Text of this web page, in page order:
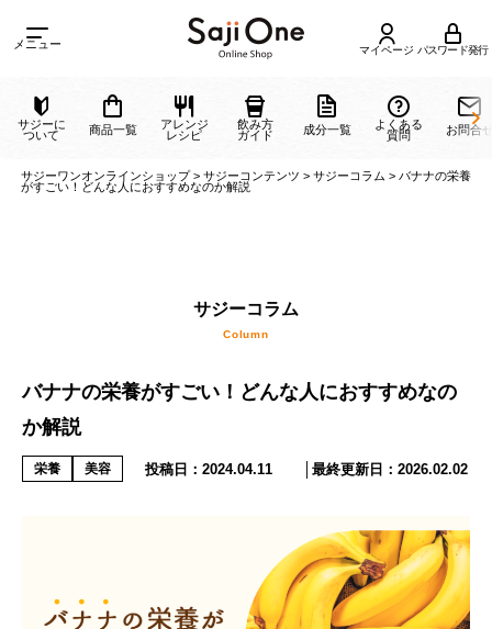
メニュー マイページ パスワード発行
サジーに アレンジ 飲み方 成分一覧 よくある
サジーワンオンラインショップ> サジーコンテンツ
サジーコラム
バナナの栄養がすごい！どんな人におすすめなの
か解説
栄養 美容 投稿日： 2024.04.11 │最終更新日： 2026.02.02